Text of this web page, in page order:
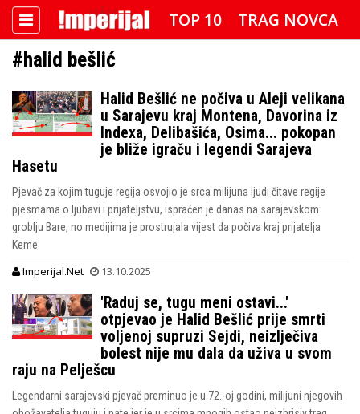
TOP 10
TRAG NOVCA
DETEKTOR
IMPERIJAL VIDEO
RADAR
IMPERIJAL & FREETIME
IMPERIJALOVE POZNATE FACE
#halid bešlić
Halid Bešlić ne počiva u Aleji velikana
u Sarajevu kraj Montena, Davorina iz
Indexa, Delibašića, Osima... pokopan
je bliže igraču i legendi Sarajeva
Hasetu
Pjevač za kojim tuguje regija osvojio je srca milijuna ljudi čitave regije
pjesmama o ljubavi i prijateljstvu, ispraćen je danas na sarajevskom
groblju Bare, no medijima je prostrujala vijest da počiva kraj prijatelja
Keme
Imperijal.Net 13.10.2025
'Raduj se, tugu meni ostavi...'
otpjevao je Halid Bešlić prije smrti
voljenoj supruzi Sejdi, neizlječiva
bolest nije mu dala da uživa u svom
raju na Pelješcu
Legendarni sarajevski pjevač preminuo je u 72.-oj godini, milijuni njegovih